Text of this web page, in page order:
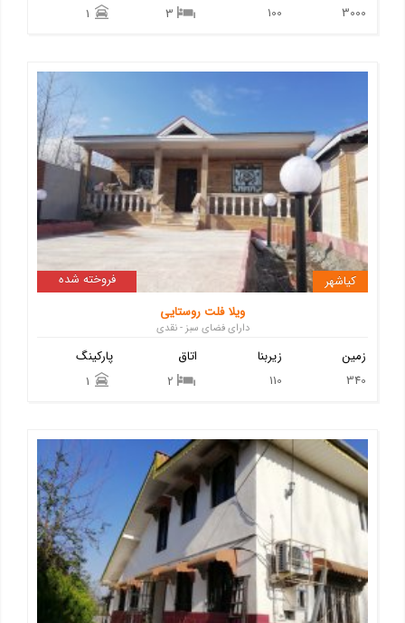
3
100
3000
فروخته شده
کیاشهر
ویلا فلت روستایی
دارای فضای سبز - نقدی
پارکینگ
اتاق
2
زیربنا
110
زمین
340